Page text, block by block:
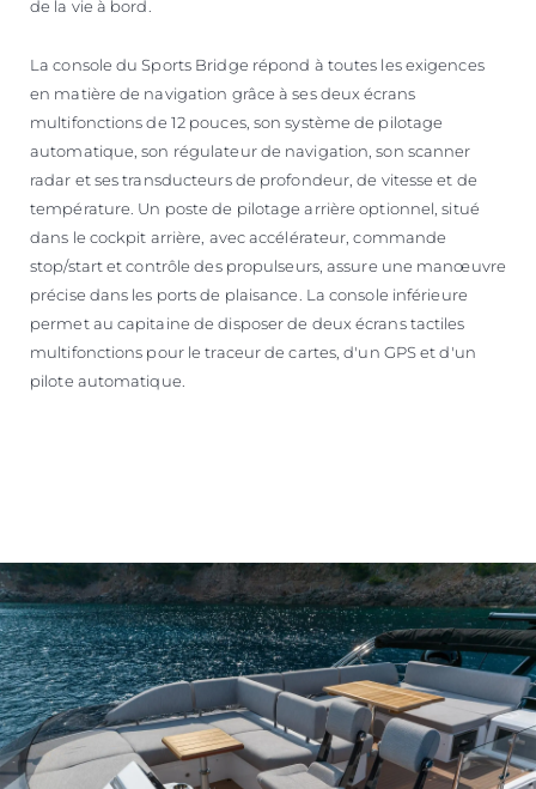
de la vie à bord.
La console du Sports Bridge répond à toutes les exigences
en matière de navigation grâce à ses deux écrans
multifonctions de 12 pouces, son système de pilotage
automatique, son régulateur de navigation, son scanner
radar et ses transducteurs de profondeur, de vitesse et de
température. Un poste de pilotage arrière optionnel, situé
dans le cockpit arrière, avec accélérateur, commande
stop/start et contrôle des propulseurs, assure une manœuvre
précise dans les ports de plaisance. La console inférieure
permet au capitaine de disposer de deux écrans tactiles
multifonctions pour le traceur de cartes, d'un GPS et d'un
pilote automatique.